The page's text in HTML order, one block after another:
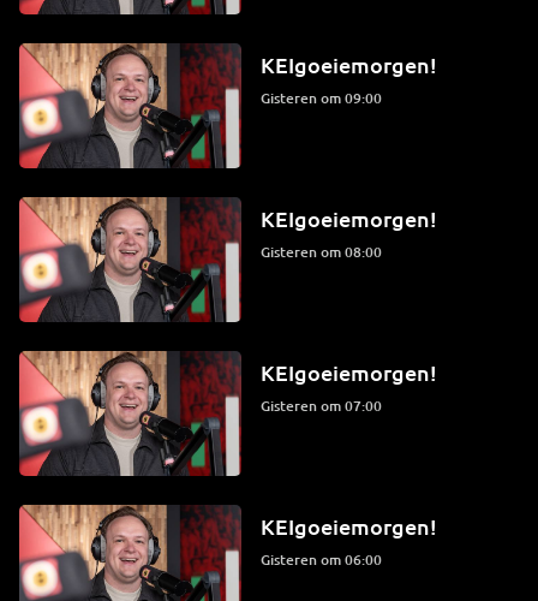
KEIgoeiemorgen!
Gisteren om 09:00
KEIgoeiemorgen!
Gisteren om 08:00
KEIgoeiemorgen!
Gisteren om 07:00
KEIgoeiemorgen!
Gisteren om 06:00